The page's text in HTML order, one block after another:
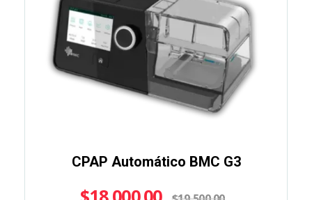
CPAP Automático BMC G3